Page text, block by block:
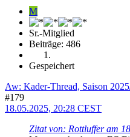
M
Sr.-Mitglied
Beiträge: 486
Gespeichert
Aw: Kader-Thread, Saison
#179
18.05.2025, 20:28 CEST
Zitat von: Rottluffer am